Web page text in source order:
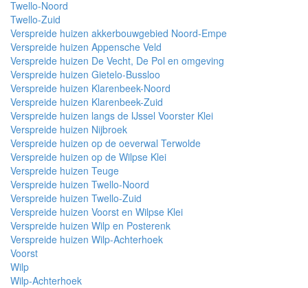
Twello-Noord
Twello-Zuid
Verspreide huizen akkerbouwgebied Noord-Empe
Verspreide huizen Appensche Veld
Verspreide huizen De Vecht, De Pol en omgeving
Verspreide huizen Gietelo-Bussloo
Verspreide huizen Klarenbeek-Noord
Verspreide huizen Klarenbeek-Zuid
Verspreide huizen langs de IJssel Voorster Klei
Verspreide huizen Nijbroek
Verspreide huizen op de oeverwal Terwolde
Verspreide huizen op de Wilpse Klei
Verspreide huizen Teuge
Verspreide huizen Twello-Noord
Verspreide huizen Twello-Zuid
Verspreide huizen Voorst en Wilpse Klei
Verspreide huizen Wilp en Posterenk
Verspreide huizen Wilp-Achterhoek
Voorst
Wilp
Wilp-Achterhoek